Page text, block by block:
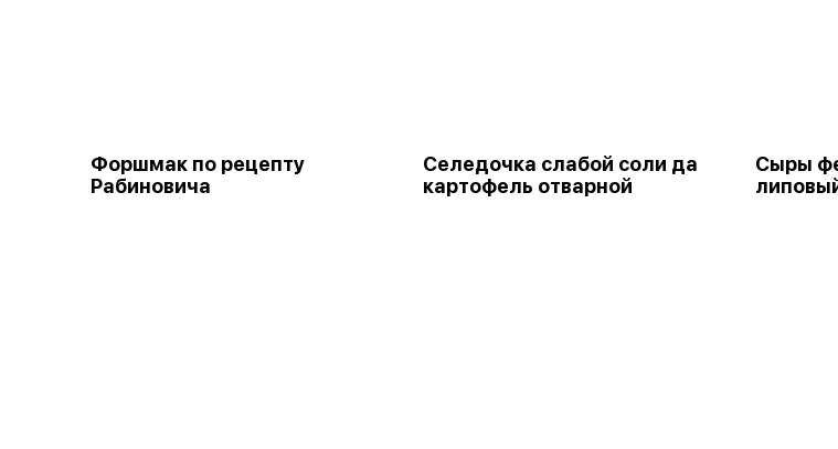
Форшмак по рецепту
Рабиновича
Селедочка слабой соли да
картофель отварной
Сыры